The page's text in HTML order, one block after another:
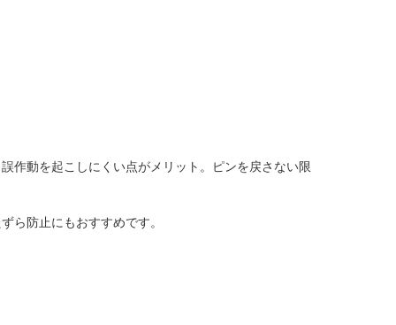
作動を起こしにくい点がメリット。ピンを戻さない限
ら防止にもおすすめです。